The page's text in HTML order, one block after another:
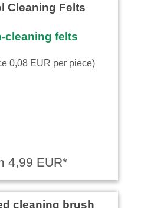
Cleaning Felts
0,08 EUR per piece)
4,99 EUR*
cleaning brush